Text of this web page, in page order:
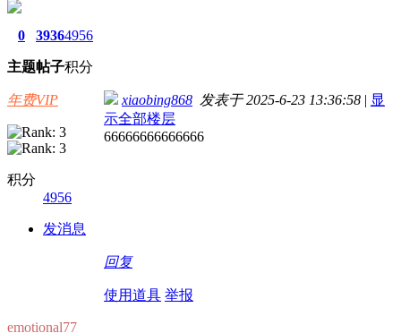
0
主题
3936
帖子
4956
积分
年费VIP
积分
4956
发消息
xiaobing868 发表于 2025-6-23 13:36:58 | 显
示全部楼层
66666666666666
回复
使用道具 举报
emotional77